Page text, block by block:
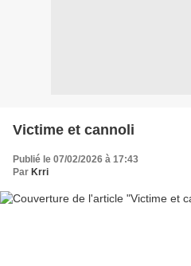
Victime et cannoli
Publié le 07/02/2026 à 17:43
Par Krri